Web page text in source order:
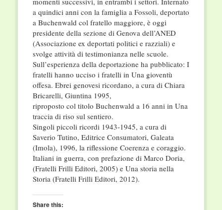
a quindici anni con la famiglia a Fossoli, deportato
a Buchenwald col fratello maggiore, è oggi
presidente della sezione di Genova dell’ANED
(Associazione ex deportati politici e razziali) e
svolge attività di testimonianza nelle scuole.
Sull’esperienza della deportazione ha pubblicato: I
fratelli hanno ucciso i fratelli in Una gioventù
offesa. Ebrei genovesi ricordano, a cura di Chiara
Bricarelli, Giuntina 1995,
riproposto col titolo Buchenwald a 16 anni in Una
traccia di riso sul sentiero.
Singoli piccoli ricordi 1943-1945, a cura di
Saverio Tutino, Editrice Consumatori, Galeata
(Imola), 1996, la riflessione Coerenza e coraggio.
Italiani in guerra, con prefazione di Marco Doria,
(Fratelli Frilli Editori, 2005) e Una storia nella
Storia (Fratelli Frilli Editori, 2012).
Share this: